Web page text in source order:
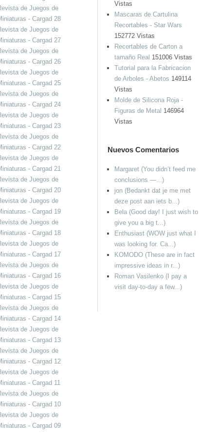
Vistas
Mascaras de Cartulina
Recortables - Star Wars
152772 Vistas
Recortables de Carton a
tamaño Real 151006 Vistas
Tutorial para la Fabricacion
de Arboles - Abetos 149114
Vistas
Molde de Silicona Roja -
Figuras de Metal 146964
Vistas
Nuevos Comentarios
Margaret (You didn’t feed me
conclusions —...)
jon (Bedankt dat je me met
deze post aan iets b...)
Bela (Good day! I just wish to
give you a big t...)
Enthusiast (WOW just what I
was looking for. Ca...)
KOMODO (These are in fact
impressive ideas in r...)
Roman Vasilenko (I pay a
visit day-to-day a few...)
de Juegos de
- Cargad 28
de Juegos de
- Cargad 27
de Juegos de
- Cargad 26
de Juegos de
- Cargad 25
de Juegos de
- Cargad 24
de Juegos de
- Cargad 23
de Juegos de
- Cargad 22
de Juegos de
- Cargad 21
de Juegos de
- Cargad 20
de Juegos de
- Cargad 19
de Juegos de
- Cargad 18
de Juegos de
- Cargad 17
de Juegos de
- Cargad 16
de Juegos de
- Cargad 15
de Juegos de
- Cargad 14
de Juegos de
- Cargad 13
de Juegos de
- Cargad 12
de Juegos de
- Cargad 11
de Juegos de
- Cargad 10
de Juegos de
- Cargad 09